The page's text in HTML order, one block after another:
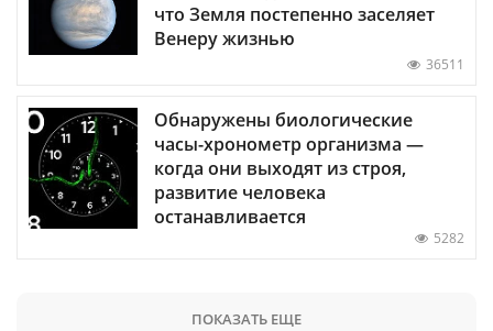
что Земля постепенно заселяет
Венеру жизнью
36511
Обнаружены биологические
часы-хронометр организма —
когда они выходят из строя,
развитие человека
останавливается
5282
ПОКАЗАТЬ ЕЩЕ